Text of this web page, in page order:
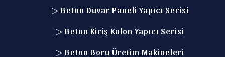
▷ Beton Duvar Paneli Yapıcı Serisi
▷ Beton Kiriş Kolon Yapıcı Serisi
▷ Beton Boru Üretim Makineleri